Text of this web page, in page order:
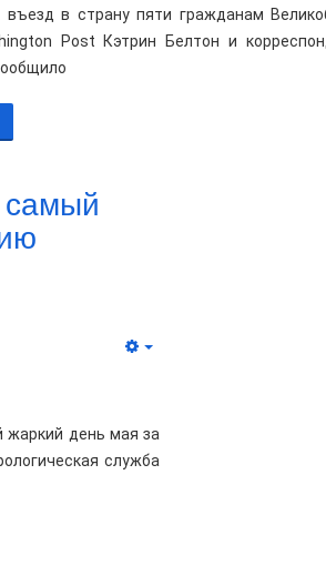
въезд в страну пяти гражданам
Post Кэтрин Белтон и
жаркий день мая за
служба